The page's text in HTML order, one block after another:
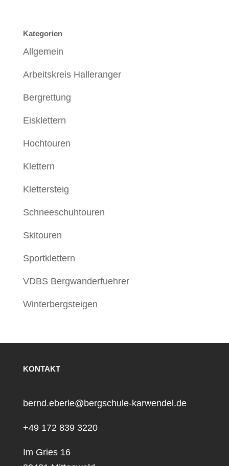
Kategorien
Allgemein
Arbeitskreis Halleranger
Bergrettung
Eisklettern
Hochtouren
Klettern
Klettersteig
Schneeschuhtouren
Skitouren
Sportklettern
VDBS Bergwanderfuehrer
Winterbergsteigen
KONTAKT
bernd.eberle@bergschule-karwendel.de
+49 172 839 3220
Im Gries 16